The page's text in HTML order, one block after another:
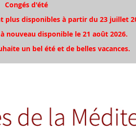
Congés d'été
plus disponibles à partir du 23 juillet
nouveau disponible le 21 août 2026.
un bel été et de belles vacances.